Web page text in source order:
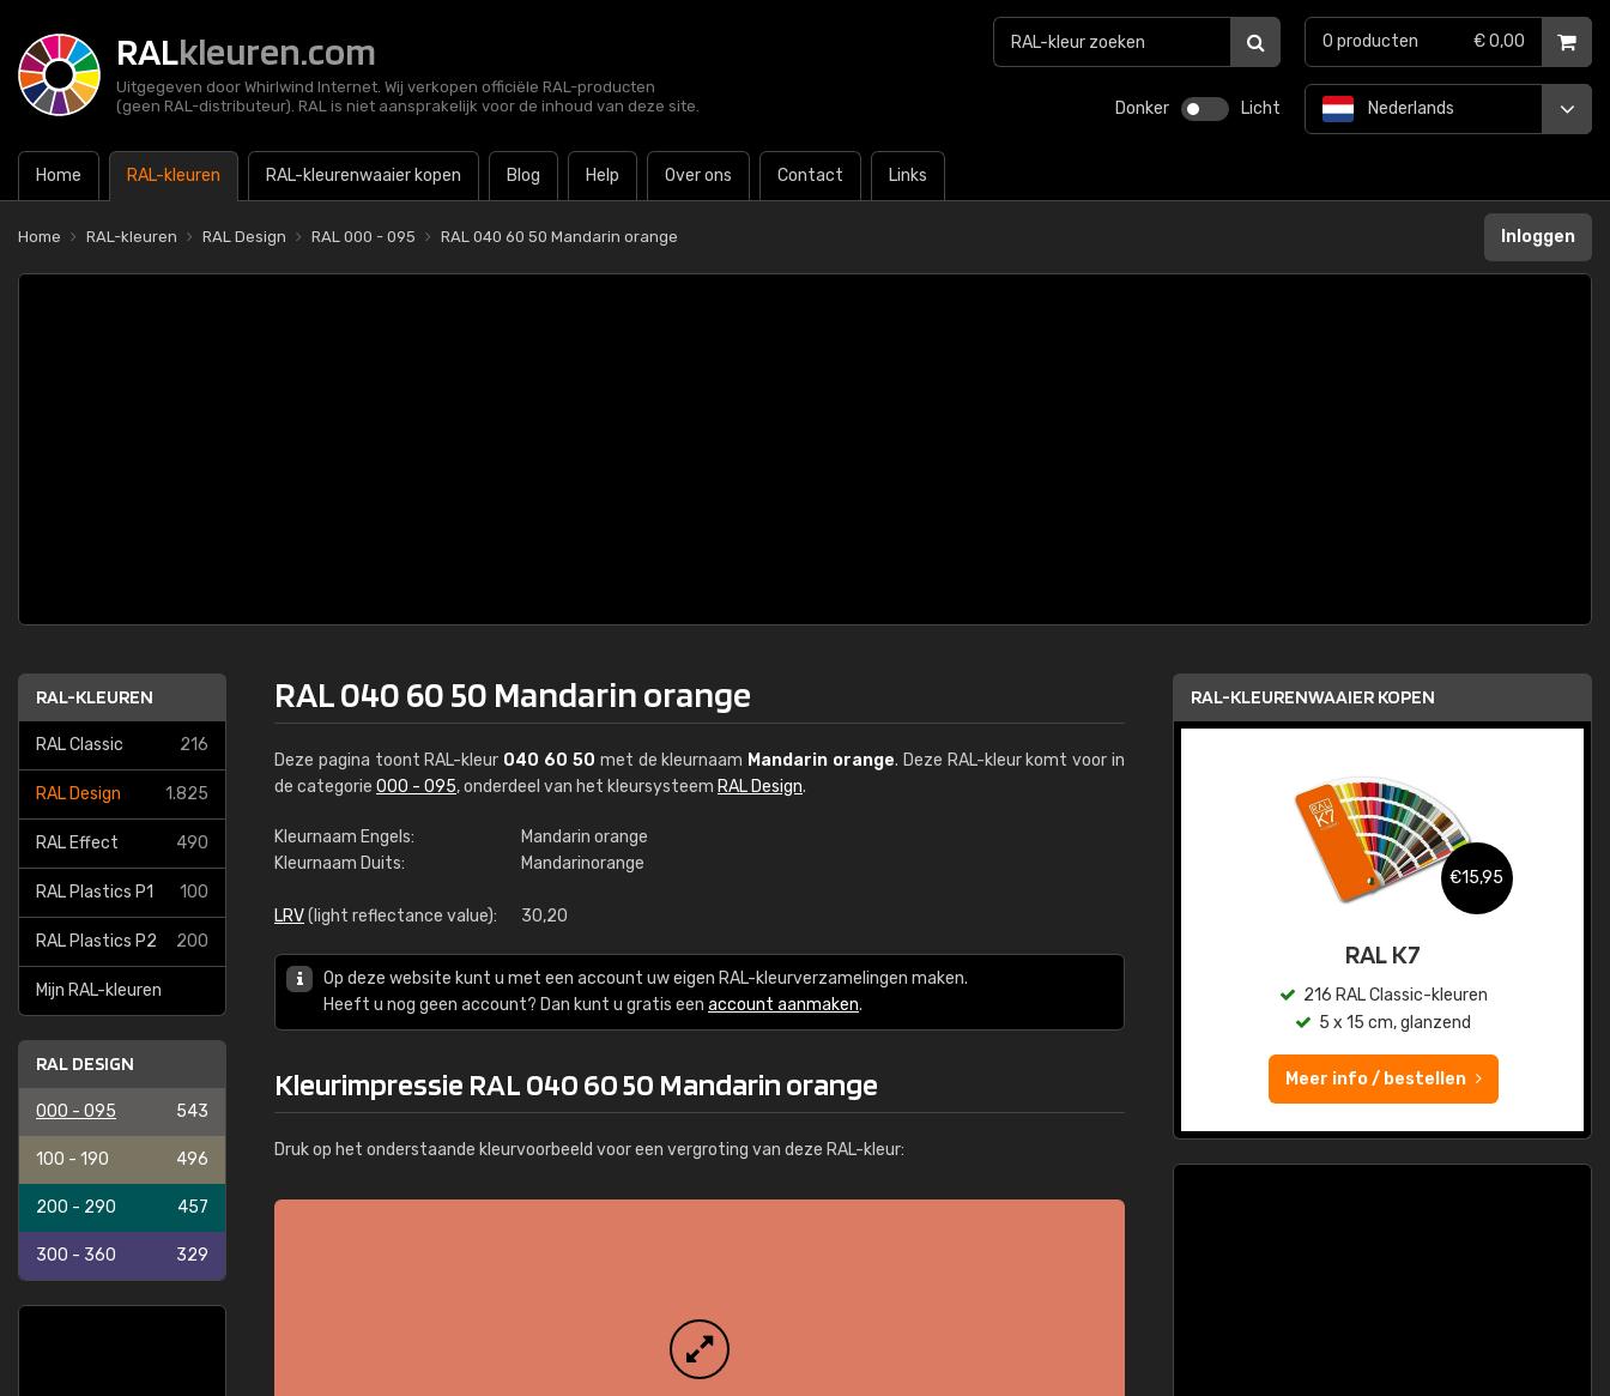
RALkleuren.com
Uitgegeven door Whirlwind Internet. Wij verkopen officiële RAL-producten
(geen RAL-distributeur). RAL is niet aansprakelijk voor de inhoud van deze site.
Donker Licht
Home RAL-kleuren RAL-kleurenwaaier kopen Blog Help Over ons Contact Links
Nederlands
0 producten € 0,00
Home RAL-kleuren RAL Design RAL 000 - 095 RAL 040 60 50 Mandarin orange Inloggen
RAL-KLEUREN
RAL Classic 216
RAL Design 1.825
RAL Effect 490
RAL Plastics P1 100
RAL Plastics P2 200
Mijn RAL-kleuren
RAL DESIGN
000 - 095 543
100 - 190 496
200 - 290 457
300 - 360 329
RAL 040 60 50 Mandarin orange
Deze pagina toont RAL-kleur 040 60 50 met de kleurnaam Mandarin orange. Deze RAL-kleur komt voor in
de categorie 000 - 095, onderdeel van het kleursysteem RAL Design.
Kleurnaam Engels:
Mandarin orange
Kleurnaam Duits:
Mandarinorange
LRV(light reflectance value): 30,20
Op deze website kunt u met een account uw eigen RAL-kleurverzamelingen maken.
Heeft u nog geen account? Dan kunt u gratis een account aanmaken.
Kleurimpressie RAL 040 60 50 Mandarin orange
Druk op het onderstaande kleurvoorbeeld voor een vergroting van deze RAL-kleur:
RAL-KLEURENWAAIER KOPEN
RAL K7 op waterbasis
€15,95
RAL K7
216 RAL Classic-kleuren
5 x 15 cm, glanzend
Meer info / bestellen